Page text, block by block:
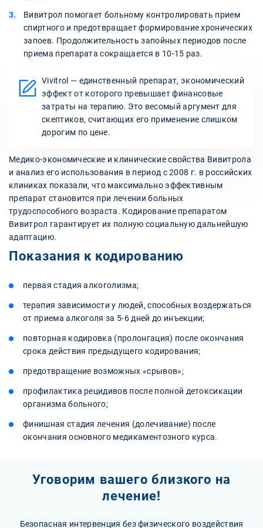
Вивитрол помогает больному контролировать прием
спиртного и предотвращает формирование хронических
запоев. Продолжительность запойных периодов после
приема препарата сокращается в 10-15 раз.
Vivitrol — единственный препарат, экономический
эффект от которого превышает финансовые
затраты на терапию. Это весомый аргумент для
скептиков, считающих его применение слишком
дорогим по цене.
Медико-экономические и клинические свойства Вивитрола
и анализ его использования в период с 2008 г. в российских
клиниках показали, что максимально эффективным
препарат становится при лечении больных
трудоспособного возраста. Кодирование препаратом
Вивитрол гарантирует их полную социальную дальнейшую
адаптацию.
Показания к кодированию
первая стадия алкоголизма;
терапия зависимости у людей, способных воздержаться
от приема алкоголя за 5-6 дней до инъекции;
повторная кодировка (пролонгация) после окончания
срока действия предыдущего кодирования;
предотвращение возможных «срывов»;
профилактика рецидивов после полной детоксикации
организма больного;
финишная стадия лечения (долечивание) после
окончания основного медикаментозного курса.
Уговорим вашего близкого на
лечение!
Безопасная интервенция без физического воздействия